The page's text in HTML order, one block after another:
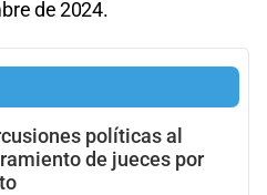
de 2024.
políticas al
de jueces por